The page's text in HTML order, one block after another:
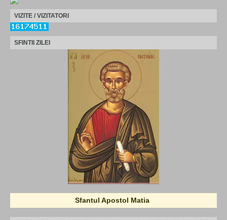
VIZITE / VIZITATORI
SFINTII ZILEI
Sfantul Apostol Matia